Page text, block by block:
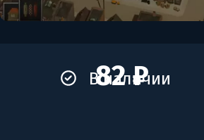
82 ₽
В наличии